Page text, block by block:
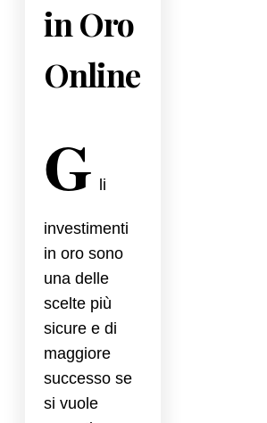
in Oro
Online
G li
investimenti
in oro sono
una delle
scelte più
sicure e di
maggiore
successo se
si vuole